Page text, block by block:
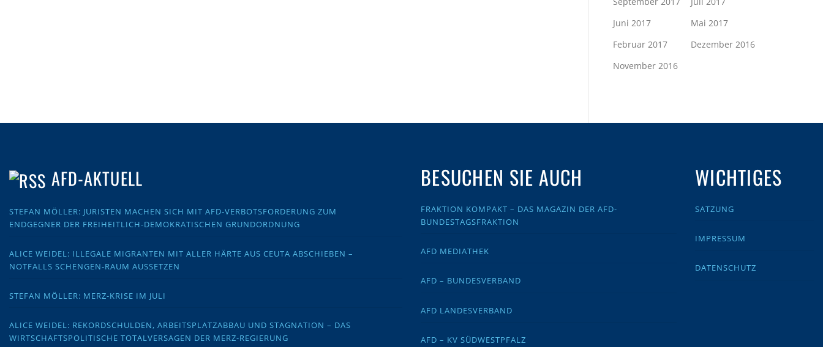
Juni 2017
Mai 2017
Februar 2017
Dezember 2016
November 2016
AFD-AKTUELL
STEFAN MÖLLER: JURISTEN MACHEN SICH MIT AFD-VERBOTSFORDERUNG ZUM
ENDGEGNER DER FREIHEITLICH-DEMOKRATISCHEN GRUNDORDNUNG
ALICE WEIDEL: ILLEGALE MIGRANTEN MIT ALLER HÄRTE AUS CEUTA ABSCHIEBEN –
NOTFALLS SCHENGEN-RAUM AUSSETZEN
STEFAN MÖLLER: MERZ-KRISE IM JULI
ALICE WEIDEL: REKORDSCHULDEN, ARBEITSPLATZABBAU UND STAGNATION – DAS
WIRTSCHAFTSPOLITISCHE TOTALVERSAGEN DER MERZ-REGIERUNG
BESUCHEN SIE AUCH
FRAKTION KOMPAKT – DAS MAGAZIN DER AFD-
BUNDESTAGSFRAKTION
AFD MEDIATHEK
AFD – BUNDESVERBAND
AFD LANDESVERBAND
AFD – KV SÜDWESTPFALZ
WICHTIGES
SATZUNG
IMPRESSUM
DATENSCHUTZ